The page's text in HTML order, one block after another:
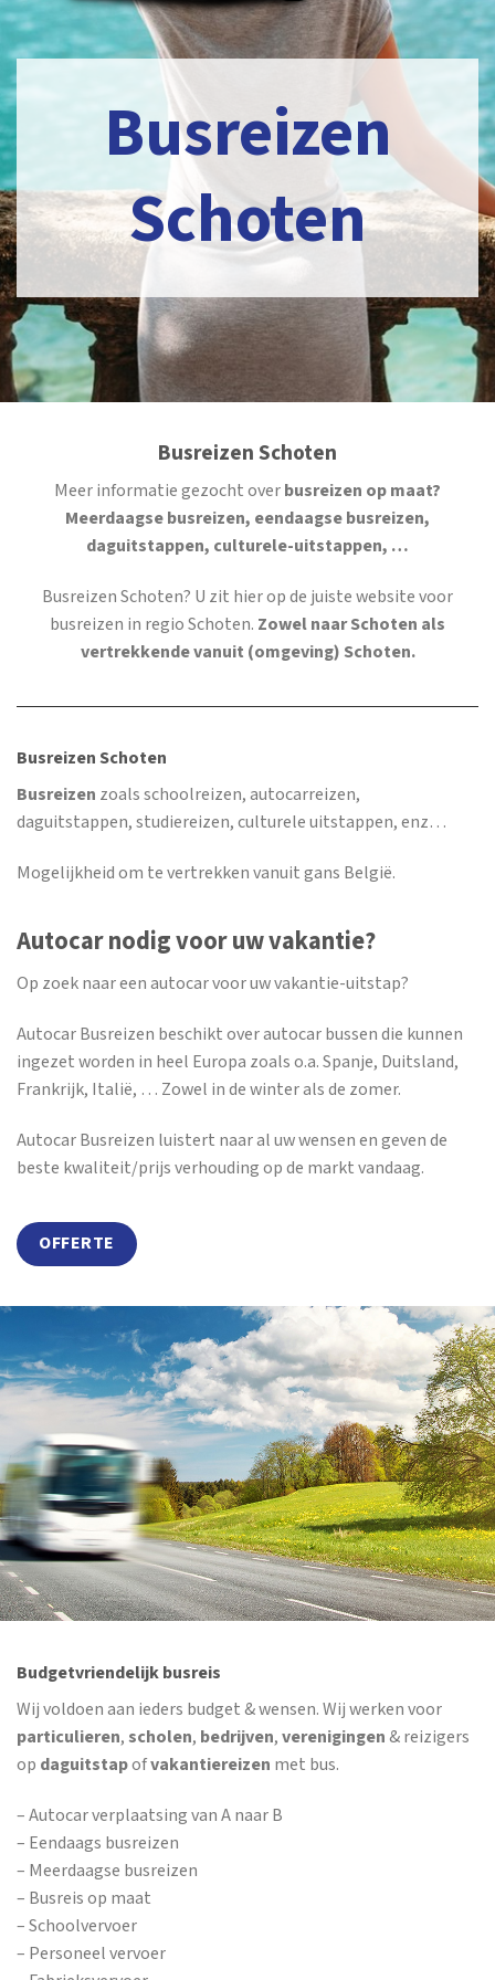
Busreizen
Schoten
Busreizen Schoten
Meer informatie gezocht overbusreizen op maat?
Meerdaagse busreizen, eendaagse busreizen,
daguitstappen, culturele-uitstappen, …
Busreizen Schoten? U zit hier op de juiste website voor
busreizen in regio Schoten. Zowel naar Schoten als
vertrekkende vanuit (omgeving) Schoten.
Busreizen Schoten
Busreizen zoals schoolreizen, autocarreizen,
daguitstappen, studiereizen, culturele uitstappen, enz…
Mogelijkheid om te vertrekken vanuit gans België.
Autocar nodig voor uw vakantie?
Op zoek naar een autocar voor uw vakantie-uitstap?
Autocar Busreizen beschikt over autocar bussen die kunnen
ingezet worden in heel Europa zoals o.a. Spanje, Duitsland,
Frankrijk, Italië, … Zowel in de winter als de zomer.
Autocar Busreizen luistert naar al uw wensen en geven de
beste kwaliteit/prijs verhouding op de markt vandaag.
OFFERTE
Budgetvriendelijk busreis
Wij voldoen aan ieders budget & wensen. Wij werken voor
particulieren,scholen, bedrijven,verenigingen& reizigers
op daguitstapofvakantiereizen met bus.
– Autocar verplaatsing van A naar B
– Eendaags busreizen
– Meerdaagse busreizen
– Busreis op maat
– Schoolvervoer
– Personeel vervoer